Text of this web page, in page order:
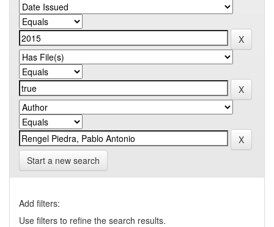
Start a new search
Add filters:
Use filters to refine the search results.